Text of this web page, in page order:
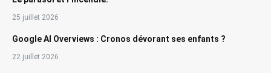
25 juillet 2026
Google AI Overviews : Cronos dévorant ses enfants ?
22 juillet 2026